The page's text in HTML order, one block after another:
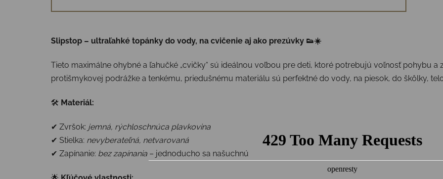
Slipstop – ultraľahké topánky do vody, na cvičenie aj ako prezúvky 👟☀️
Tieto maximálne ohybné a ľahučké „cvičky“ sú ideálnou voľbou pre deti, ktoré potrebujú voľnosť pohybu a
protišmykovej podrážke a tenkému, priedušnému materiálu sú perfektné do vody, na piesok, do škôlky,
🛠 Materiál:
✔ Zvršok: jemná, rýchloschnúca plavkovina
✔ Stielka: nevyberateľná, netvarovaná
✔ Zapínanie: bez zapínania – jednoducho sa našuchnú